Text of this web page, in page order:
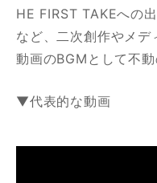
HE FIRST TAKEへの
など、二次創作やメ
動画のBGMとして不動
▼代表的な動画